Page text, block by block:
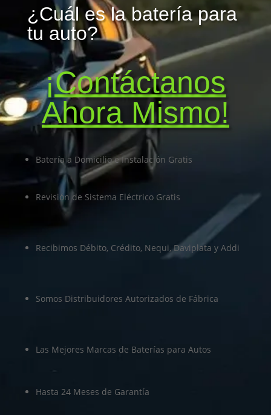
¿Cuál es la batería para
tu auto?
¡Contáctanos
Ahora Mismo!
Batería a Domicilio e Instalación Gratis
Revisión de Sistema Eléctrico Gratis
Recibimos Débito, Crédito, Nequi, Daviplata y Addi
Somos Distribuidores Autorizados de Fábrica
Las Mejores Marcas de Baterías para Autos
Hasta 24 Meses de Garantía